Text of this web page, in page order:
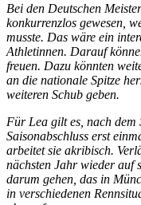
Bei den Deutschen
konkurrenzlos gewesen,
musste. Das wäre ein
Athletinnen. Darauf
freuen. Dazu könnten
an die nationale Spitze
weiteren Schub geben.
Für Lea gilt es, nach dem
Saisonabschluss erst
arbeitet sie akribisch.
nächsten Jahr wieder auf
darum gehen, das in
in verschiedenen